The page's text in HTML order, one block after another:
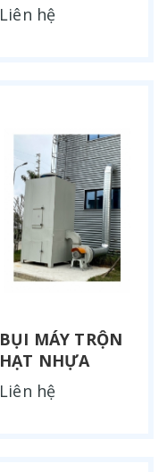
Liên hệ
BỤI MÁY TRỘN
HẠT NHỰA
Liên hệ